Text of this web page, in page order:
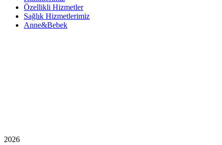
Özellikli Hizmetler
Sağlık Hizmetlerimiz
Anne&Bebek
2026